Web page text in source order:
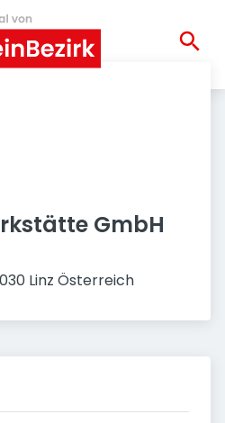
GmbH
Linz Österreich